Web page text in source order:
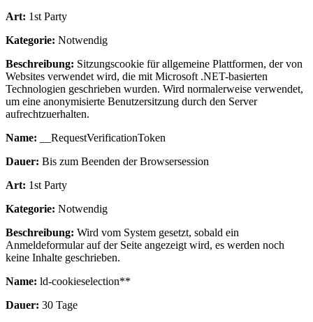
Art: 1st Party
Kategorie: Notwendig
Beschreibung: Sitzungscookie für allgemeine Plattformen, der von
Websites verwendet wird, die mit Microsoft .NET-basierten
Technologien geschrieben wurden. Wird normalerweise verwendet,
um eine anonymisierte Benutzersitzung durch den Server
aufrechtzuerhalten.
Name: __RequestVerificationToken
Dauer: Bis zum Beenden der Browsersession
Art: 1st Party
Kategorie: Notwendig
Beschreibung: Wird vom System gesetzt, sobald ein
Anmeldeformular auf der Seite angezeigt wird, es werden noch
keine Inhalte geschrieben.
Name: ld-cookieselection**
Dauer: 30 Tage